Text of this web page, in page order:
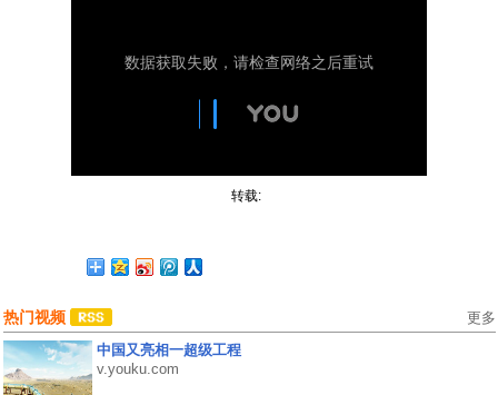
转载:
热门视频 更多
中国又亮相一超级工程
v.youku.com